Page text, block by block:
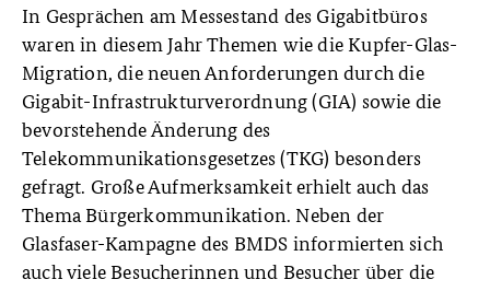
In Gesprächen am Messestand des Gigabitbüros
waren in diesem Jahr Themen wie die Kupfer-Glas-
Migration, die neuen Anforderungen durch die
Gigabit-Infrastrukturverordnung (GIA) sowie die
bevorstehende Änderung des
Telekommunikationsgesetzes (TKG) besonders
gefragt. Große Aufmerksamkeit erhielt auch das
Thema Bürgerkommunikation. Neben der
Glasfaser-Kampagne des BMDS informierten sich
auch viele Besucherinnen und Besucher über die